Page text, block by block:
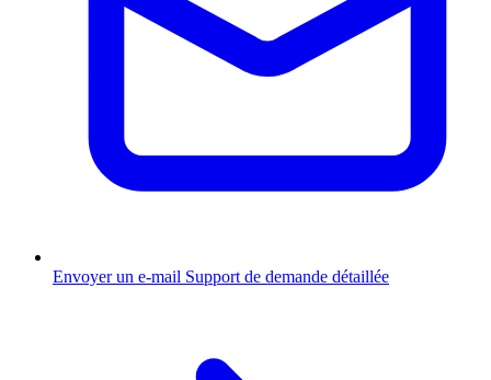
Envoyer un e-mail Support de demande détaillée